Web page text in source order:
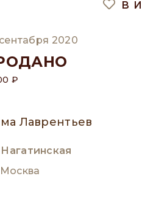
В
2020
₽
Лаврентьев
Нагатинская
Москва